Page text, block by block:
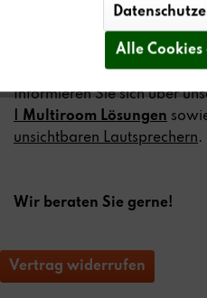
Vorführung unseres neuen
MASTER M500,
gesteuert auch per App mit
Informieren Sie sich über
| Multiroom Lösungen
unsichtbaren Lautsprechern.
Wir beraten Sie gerne!
Vertrag widerrufen
Alle